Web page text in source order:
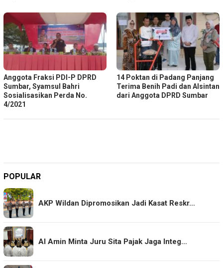
Anggota Fraksi PDI-P DPRD
Sumbar, Syamsul Bahri
Sosialisasikan Perda No.
4/2021
14 Poktan di Padang Panjang
Terima Benih Padi dan Alsintan
dari Anggota DPRD Sumbar
POPULAR
AKP Wildan Dipromosikan Jadi Kasat Reskr…
Al Amin Minta Juru Sita Pajak Jaga Integ…